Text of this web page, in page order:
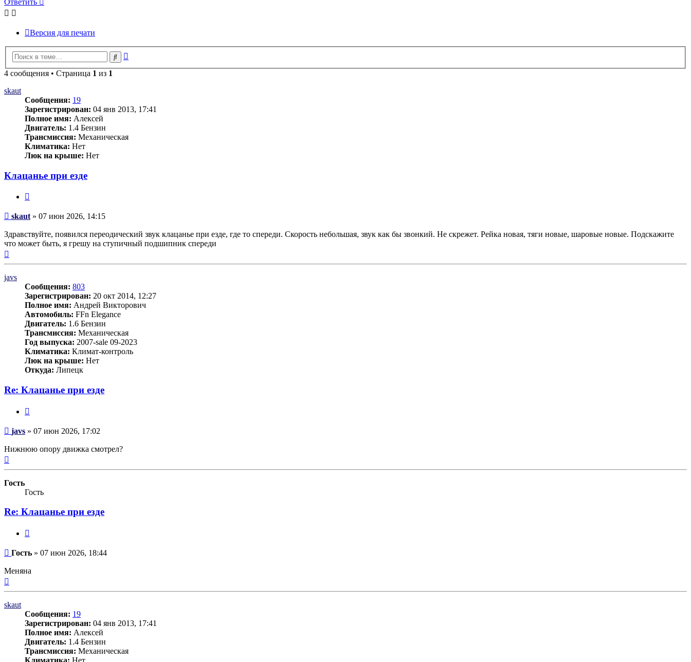
Ответить
Версия для печати
Поиск
4 сообщения • Страница 1 из 1
skaut
Сообщения: 19
Зарегистрирован: 04 янв 2013, 17:41
Полное имя: Алексей
Двигатель: 1.4 Бензин
Трансмиссия: Механическая
Климатика: Нет
Люк на крыше: Нет
Клацанье при езде
Сообщение
skaut » 07 июн 2026, 14:15
Здравствуйте, появился переодический звук клацанье при езде, где то спереди. Скорость небольшая, звук как бы звонкий. Не скрежет. Рейка новая, тяги новые, шаровые новые. Подскажите
что может быть, я грешу на ступичный подшипник спереди
javs
Сообщения: 803
Зарегистрирован: 20 окт 2014, 12:27
Полное имя: Андрей Викторович
Автомобиль: FFn Elegance
Двигатель: 1.6 Бензин
Трансмиссия: Механическая
Год выпуска: 2007-sale 09-2023
Климатика: Климат-контроль
Люк на крыше: Нет
Откуда: Липецк
Re: Клацанье при езде
Сообщение
javs » 07 июн 2026, 17:02
Нижнюю опору движка смотрел?
Гость
Гость
Re: Клацанье при езде
Сообщение
Гость » 07 июн 2026, 18:44
Меняна
skaut
Сообщения: 19
Зарегистрирован: 04 янв 2013, 17:41
Полное имя: Алексей
Двигатель: 1.4 Бензин
Трансмиссия: Механическая